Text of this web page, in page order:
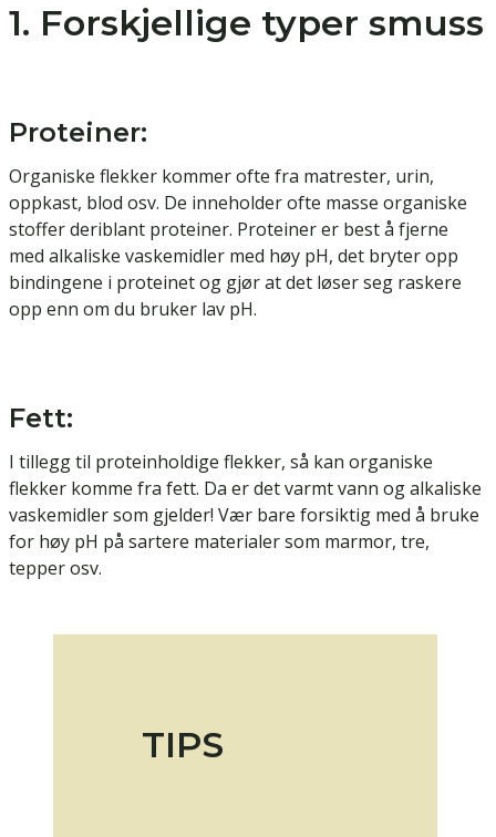
1. Forskjellige typer smuss
Proteiner:
Organiske flekker kommer ofte fra matrester, urin,
oppkast, blod osv. De inneholder ofte masse organiske
stoffer deriblant proteiner. Proteiner er best å fjerne
med alkaliske vaskemidler med høy pH, det bryter opp
bindingene i proteinet og gjør at det løser seg raskere
opp enn om du bruker lav pH.
Fett:
I tillegg til proteinholdige flekker, så kan organiske
flekker komme fra fett. Da er det varmt vann og alkaliske
vaskemidler som gjelder! Vær bare forsiktig med å bruke
for høy pH på sartere materialer som marmor, tre,
tepper osv.
TIPS